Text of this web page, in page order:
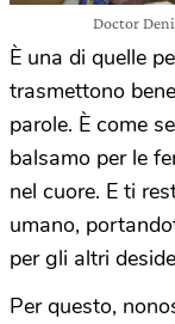
Doctor
È una di quelle
trasmettono
parole. È come
balsamo per le
nel cuore. E ti
umano,
per gli altri
Per questo,